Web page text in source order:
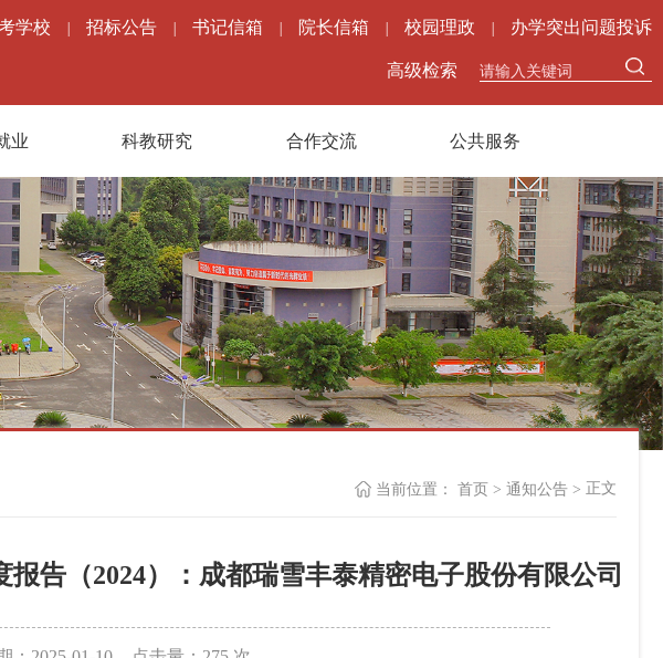
学校 招标公告 书记信箱 院长信箱 校园理政 办学突出问题投诉
高级检索
业 科教研究 合作交流 公共服务
当前位置： 首页 > 通知公告 > 正文
告（2024）：成都瑞雪丰泰精密电子股份有限公司